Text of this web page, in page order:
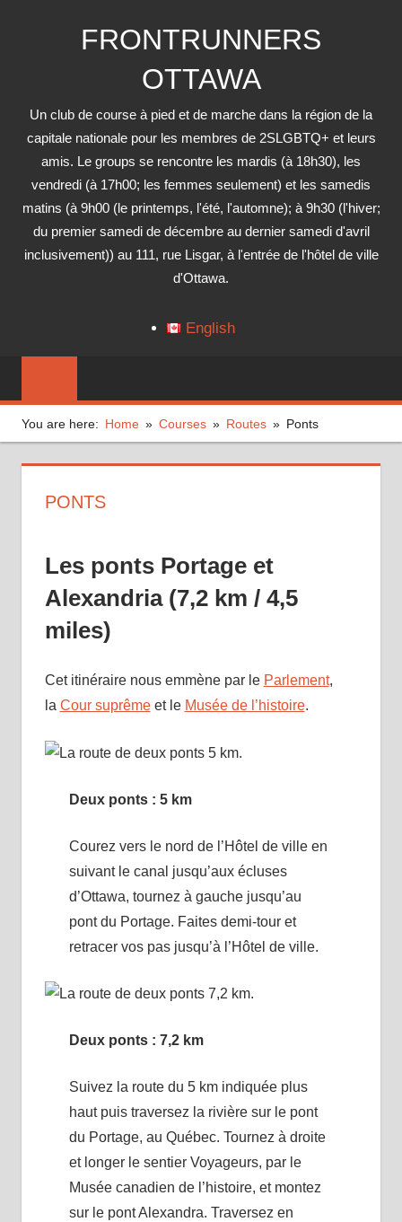
FRONTRUNNERS
OTTAWA
Un club de course à pied et de marche dans la région de la
capitale nationale pour les membres de 2SLGBTQ+ et leurs
amis. Le groups se rencontre les mardis (à 18h30), les
vendredi (à 17h00; les femmes seulement) et les samedis
matins (à 9h00 (le printemps, l'été, l'automne); à 9h30 (l'hiver;
du premier samedi de décembre au dernier samedi d'avril
inclusivement)) au 111, rue Lisgar, à l'entrée de l'hôtel de ville
d'Ottawa.
English
You are here: Home Courses Routes Ponts
PONTS
Les ponts Portage et
Alexandria (7,2 km / 4,5
miles)
Cet itinéraire nous emmène par le Parlement,
la Cour suprêmeet le Musée de l’histoire.
Deux ponts : 5 km
Courez vers le nord de l’Hôtel de ville en
suivant le canal jusqu’aux écluses
d’Ottawa, tournez à gauche jusqu’au
pont du Portage. Faites demi-tour et
retracer vos pas jusqu’à l’Hôtel de ville.
Deux ponts : 7,2 km
Suivez la route du 5 km indiquée plus
haut puis traversez la rivière sur le pont
du Portage, au Québec. Tournez à droite
et longer le sentier Voyageurs, par le
Musée canadien de l’histoire, et montez
sur le pont Alexandra. Traversez en